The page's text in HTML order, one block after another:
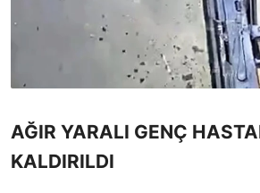
AĞIR YARALI GENÇ
KALDIRILDI